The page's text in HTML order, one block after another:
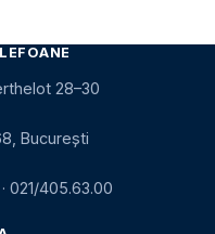
28–30
București
· 021/405.63.00